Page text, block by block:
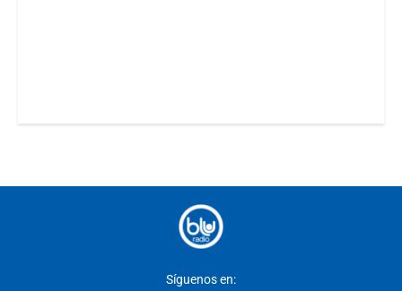
Síguenos en: